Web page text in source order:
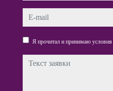
e-mail
Я прочитал и принимаю условия
Текст заявки